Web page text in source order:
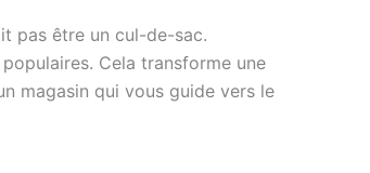
pas être un cul-de-sac.
Cela transforme une
magasin qui vous guide vers le